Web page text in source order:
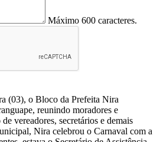
Máximo 600 caracteres.
(03), o Bloco da Prefeita Nira
reunindo moradores e
vereadores, secretários e demais
Nira celebrou o Carnaval com a